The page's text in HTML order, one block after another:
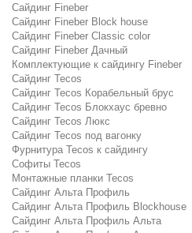
Сайдинг Fineber
Сайдинг Fineber Block house
Сайдинг Fineber Classic color
Сайдинг Fineber Дачный
Комплектующие к сайдингу Fineber
Сайдинг Tecos
Сайдинг Tecos Корабельный брус
Сайдинг Tecos Блокхаус бревно
Сайдинг Tecos Люкс
Сайдинг Tecos под вагонку
Фурнитура Tecos к сайдингу
Софиты Tecos
Монтажные планки Tecos
Сайдинг Альта Профиль
Сайдинг Альта Профиль Blockhouse
Сайдинг Альта Профиль Альта